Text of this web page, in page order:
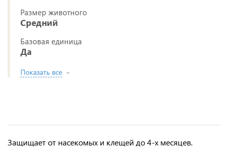
Размер животного
Средний
Базовая единица
Да
Показать все
Защищает от насекомых и клещей до 4-х месяцев.